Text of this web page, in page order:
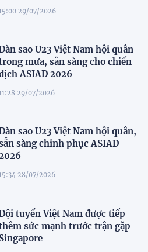
29/07/2026
sao U23 Việt Nam hội quân
mưa, sẵn sàng cho chiến
ASIAD 2026
29/07/2026
sao U23 Việt Nam hội quân,
sàng chinh phục ASIAD
28/07/2026
tuyển Việt Nam được tiếp
sức mạnh trước trận gặp
Singapore